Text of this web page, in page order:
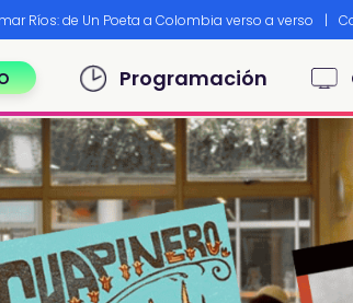
Ríos: de Un Poeta a Colombia verso a verso |
Navegación principalProgramación